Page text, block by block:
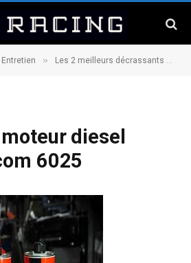
Entretien » Les 2 meilleurs décrassants moteur diesel en 2025
diesel
6025